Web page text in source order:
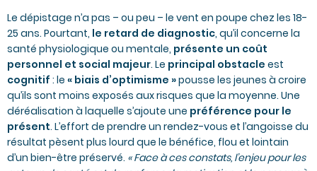
Le dépistage n’a pas – ou peu – le vent en poupe chez les 18-
25 ans. Pourtant, le retard de diagnostic, qu’il concerne la
santé physiologique ou mentale, présente un coût
personnel et social majeur. Le principal obstacle est
cognitif : le « biais d’optimisme »pousse les jeunes à croire
qu’ils sont moins exposés aux risques que la moyenne. Une
déréalisation à laquelle s’ajoute une préférence pour le
présent. L’effort de prendre un rendez-vous et l’angoisse du
résultat pèsent plus lourd que le bénéfice, flou et lointain
d’un bien-être préservé. « Face à ces constats, l’enjeu pour les